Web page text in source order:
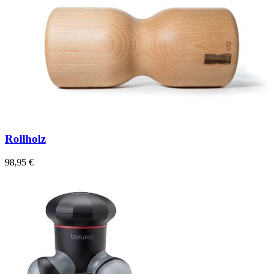
Rollholz
98,95 €